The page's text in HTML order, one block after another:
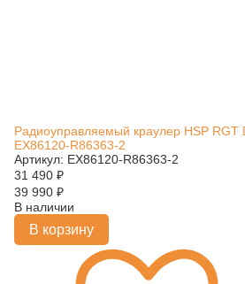
Радиоуправляемый краулер HSP RGT
EX86120-R86363-2
Артикул: EX86120-R86363-2
31 490 ₽
39 990 ₽
В наличии
В корзину